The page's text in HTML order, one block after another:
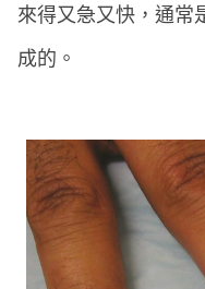
來得又急又快，通常
成的。